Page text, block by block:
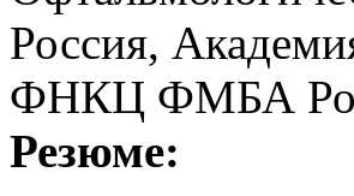
Россия,
ФНКЦ ФМБА
Резюме: